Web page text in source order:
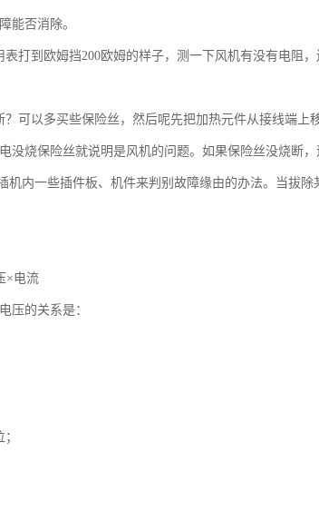
能否消除。
打到欧姆挡200欧姆的样子，测一下风机有没有电阻
可以多买些保险丝，然后呢先把加热元件从接线端上
没烧保险丝就说明是风机的问题。如果保险丝没烧断，
机内一些插件板、机件来判别故障缘由的办法。当拔
×电流
压的关系是：